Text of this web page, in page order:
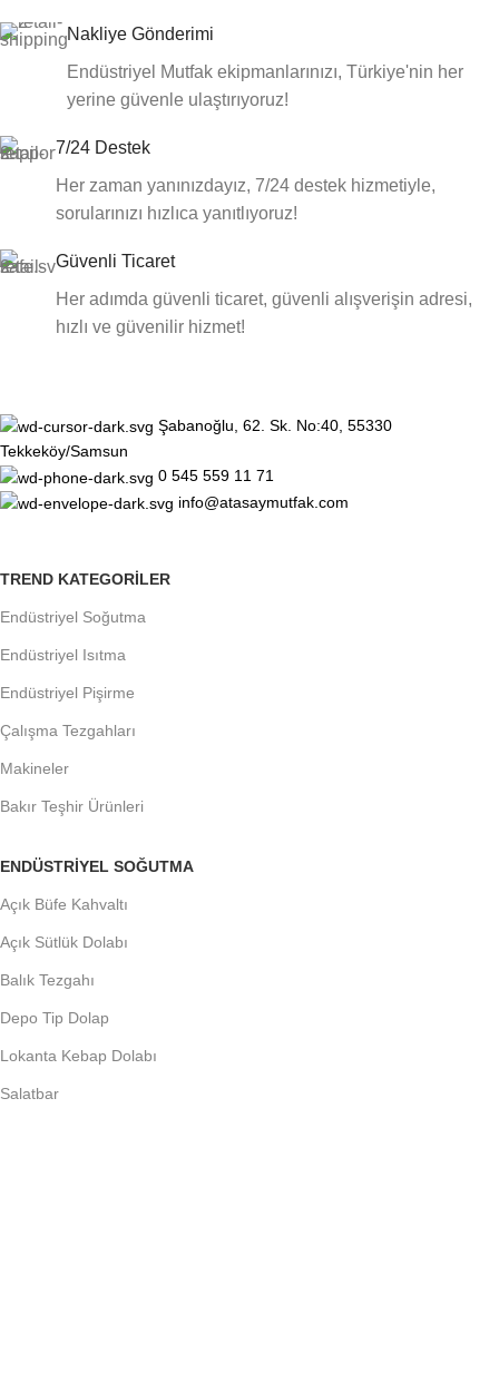
Nakliye Gönderimi
Endüstriyel Mutfak ekipmanlarınızı, Türkiye'nin her
yerine güvenle ulaştırıyoruz!
7/24 Destek
Her zaman yanınızdayız, 7/24 destek hizmetiyle,
sorularınızı hızlıca yanıtlıyoruz!
Güvenli Ticaret
Her adımda güvenli ticaret, güvenli alışverişin adresi,
hızlı ve güvenilir hizmet!
Şabanoğlu, 62. Sk. No:40, 55330
Tekkeköy/Samsun
0 545 559 11 71
info@atasaymutfak.com
TREND KATEGORILER
Endüstriyel Soğutma
Endüstriyel Isıtma
Endüstriyel Pişirme
Çalışma Tezgahları
Makineler
Bakır Teşhir Ürünleri
ENDÜSTRIYEL SOĞUTMA
Açık Büfe Kahvaltı
Açık Sütlük Dolabı
Balık Tezgahı
Depo Tip Dolap
Lokanta Kebap Dolabı
Salatbar